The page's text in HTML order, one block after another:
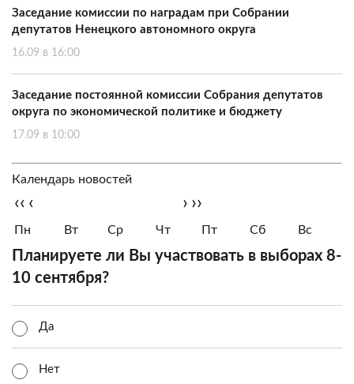
Заседание комиссии по наградам при Собрании
депутатов Ненецкого автономного округа
16.09 в 16:00
Заседание постоянной комиссии Собрания депутатов
округа по экономической политике и бюджету
17.09 в 10:00
Календарь новостей
‹‹ ‹ › ››
Пн Вт Ср Чт Пт Сб Вс
Планируете ли Вы участвовать в выборах 8-
10 сентября?
Да
Нет